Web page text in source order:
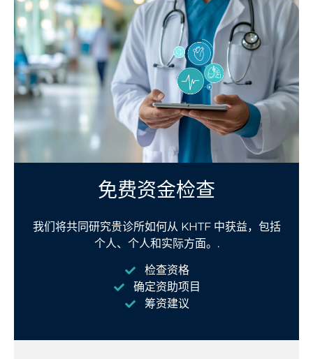
免费资金检查
我们将共同研究贵诊所如何从 KHTF 中获益，包括
个人、个人和实际方面。.
检查资格
确定资助项目
筹资建议